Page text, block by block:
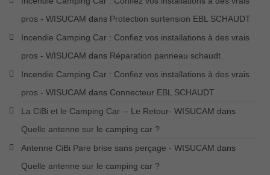
pros - WISUCAM dans Protection surtension EBL SCHAUDT
Incendie Camping Car : Confiez vos installations à des vrais
pros - WISUCAM dans Réparation panneau schaudt
Incendie Camping Car : Confiez vos installations à des vrais
pros - WISUCAM dans Connecteur EBL SCHAUDT
La CiBi et le Camping Car -- Le Retour- WISUCAM dans
Quelle antenne sur le camping car ?
Antenne CiBi Pare brise sans perçage - WISUCAM dans
Quelle antenne sur le camping car ?